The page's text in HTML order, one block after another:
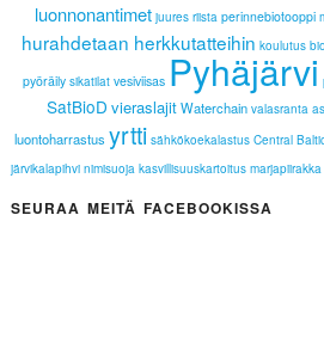
luonnonantimet juures riista perinnebiotooppi
hurahdetaan herkkutatteihin koulutus
pyöräily sikatilat vesiviisas Pyhäjärvi
SatBioD vieraslajitWaterchain valasranta
luontoharrastus yrtti sähkökoekalastus Central
järvikalapihvi nimisuoja kasvillisuuskartoitus marjapiirakka
SEURAA MEITÄ FACEBOOKISSA